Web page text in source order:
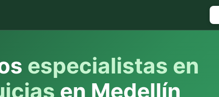
especialistas en
en Medellín